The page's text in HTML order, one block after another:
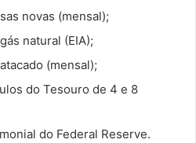
novas (mensal);
natural (EIA);
(mensal);
do Tesouro de 4 e 8
do Federal Reserve.